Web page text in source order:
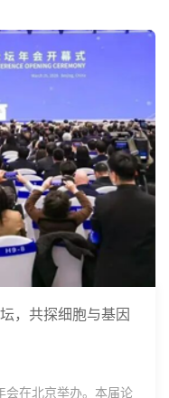
，共探细胞与基因
会在北京举办。本届论